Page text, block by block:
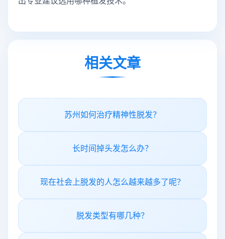
相关文章
苏州如何治疗精神性脱发？
长时间掉头发怎么办？
现在社会上脱发的人怎么越来越多了呢？
脱发类型有哪几种？